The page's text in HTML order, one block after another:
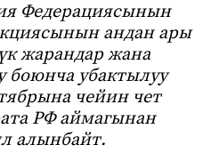
Федерациясынын
андан ары
жарандар жана
боюнча убактылуу
чейин чет
РФ аймагынан
алынбайт.